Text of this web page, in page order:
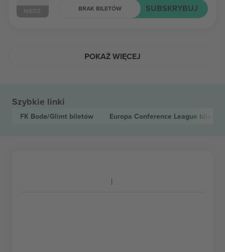
NIEDZ. BRAK BILETÓW SUBSKRYBUJ
POKAŻ WIĘCEJ
Szybkie linki
FK Bodø/Glimt biletów Europa Conference League biletów